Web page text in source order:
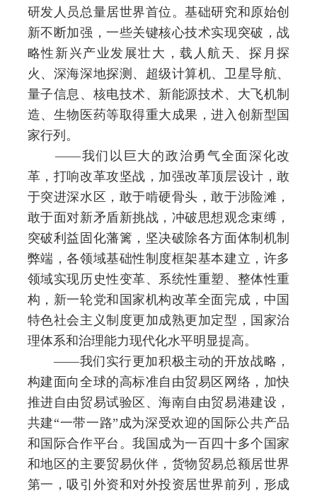
研发人员总量居世界首位。基础研究和原始创
新不断加强，一些关键核心技术实现突破，战
略性新兴产业发展壮大，载人航天、探月探
火、深海深地探测、超级计算机、卫星导航、
量子信息、核电技术、新能源技术、大飞机制
造、生物医药等取得重大成果，进入创新型国
家行列。
——我们以巨大的政治勇气全面深化改
革，打响改革攻坚战，加强改革顶层设计，敢
于突进深水区，敢于啃硬骨头，敢于涉险滩，
敢于面对新矛盾新挑战，冲破思想观念束缚，
突破利益固化藩篱，坚决破除各方面体制机制
弊端，各领域基础性制度框架基本建立，许多
领域实现历史性变革、系统性重塑、整体性重
构，新一轮党和国家机构改革全面完成，中国
特色社会主义制度更加成熟更加定型，国家治
理体系和治理能力现代化水平明显提高。
——我们实行更加积极主动的开放战略，
构建面向全球的高标准自由贸易区网络，加快
推进自由贸易试验区、海南自由贸易港建设，
共建“一带一路”成为深受欢迎的国际公共产品
和国际合作平台。我国成为一百四十多个国家
和地区的主要贸易伙伴，货物贸易总额居世界
第一，吸引外资和对外投资居世界前列，形成